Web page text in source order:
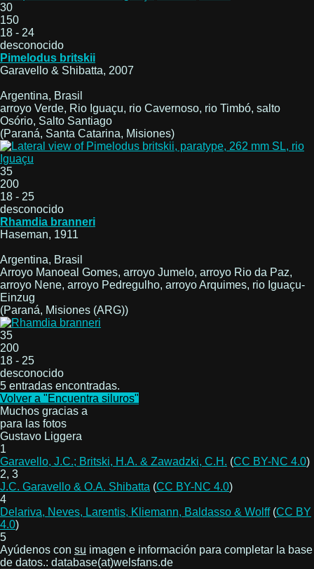
30
150
18 - 24
desconocido
Pimelodus britskii
Garavello & Shibatta, 2007
Argentina, Brasil
arroyo Verde, Rio Iguaçu, rio Cavernoso, rio Timbó, salto
Osório, Salto Santiago
(Paraná, Santa Catarina, Misiones)
35
200
18 - 25
desconocido
Rhamdia branneri
Haseman, 1911
Argentina, Brasil
Arroyo Manoeal Gomes, arroyo Jumelo, arroyo Rio da Paz,
arroyo Nene, arroyo Pedregulho, arroyo Arquimes, rio Iguaçu-
Einzug
(Paraná, Misiones (ARG))
35
200
18 - 25
desconocido
5 entradas encontradas.
Volver a "Encuentra siluros"
Muchos gracias a
para las fotos
Gustavo Liggera
1
Garavello, J.C.; Britski, H.A. & Zawadzki, C.H. (CC BY-NC 4.0)
2, 3
J.C. Garavello & O.A. Shibatta (CC BY-NC 4.0)
4
Delariva, Neves, Larentis, Kliemann, Baldasso & Wolff(CC BY
4.0)
5
Ayúdenos con su imagen e información para completar la base
de datos.: database(at)welsfans.de